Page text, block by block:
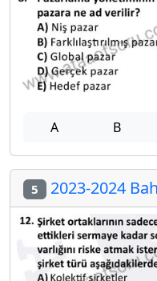
A B
5 2023-2024